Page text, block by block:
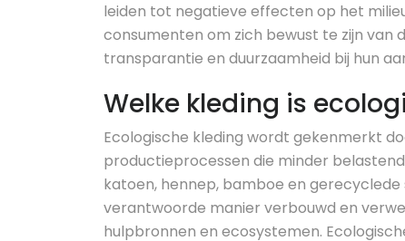
leiden tot negatieve effecten op het
consumenten om zich bewust te zijn
transparantie en duurzaamheid bij hun
Welke kleding is
Ecologische kleding wordt gekenmerkt
productieprocessen die minder
katoen, hennep, bamboe en
verantwoorde manier verbouwd en
hulpbronnen en ecosystemen.